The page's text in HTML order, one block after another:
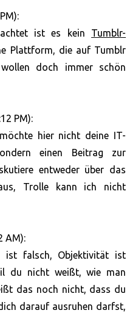
ist es kein Tumblr-
Plattform, die auf Tumblr
doch immer schön
PM):
hier nicht deine IT-
einen Beitrag zur
entweder über das
Trolle kann ich nicht
AM):
ist falsch, Objektivität ist
du nicht weißt, wie man
das noch nicht, dass du
darauf ausruhen darfst,